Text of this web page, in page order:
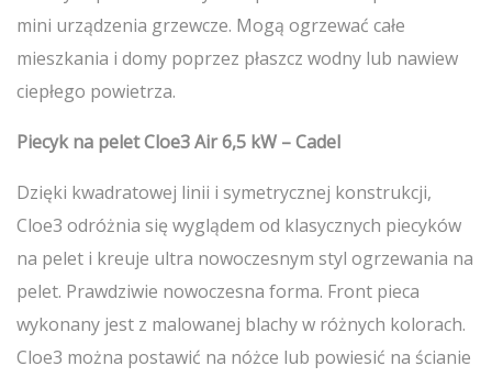
mini urządzenia grzewcze. Mogą ogrzewać całe
mieszkania i domy poprzez płaszcz wodny lub nawiew
ciepłego powietrza.
Piecyk na pelet Cloe3 Air 6,5 kW – Cadel
Dzięki kwadratowej linii i symetrycznej konstrukcji,
Cloe3 odróżnia się wyglądem od klasycznych piecyków
na pelet i kreuje ultra nowoczesnym styl ogrzewania na
pelet. Prawdziwie nowoczesna forma. Front pieca
wykonany jest z malowanej blachy w różnych kolorach.
Cloe3 można postawić na nóżce lub powiesić na ścianie